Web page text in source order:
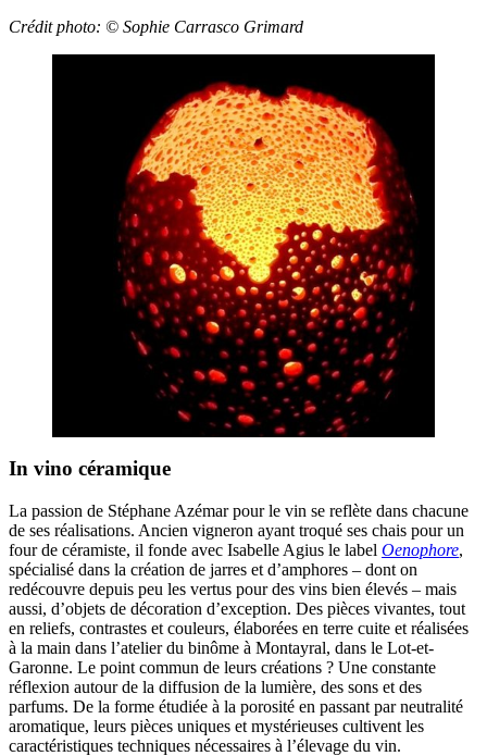
Crédit photo: © Sophie Carrasco Grimard
In vino céramique
La passion de Stéphane Azémar pour le vin se reflète dans chacune
de ses réalisations. Ancien vigneron ayant troqué ses chais pour un
four de céramiste, il fonde avec Isabelle Agius le label Oenophore,
spécialisé dans la création de jarres et d’amphores – dont on
redécouvre depuis peu les vertus pour des vins bien élevés – mais
aussi, d’objets de décoration d’exception. Des pièces vivantes, tout
en reliefs, contrastes et couleurs, élaborées en terre cuite et réalisées
à la main dans l’atelier du binôme à Montayral, dans le Lot-et-
Garonne. Le point commun de leurs créations ? Une constante
réflexion autour de la diffusion de la lumière, des sons et des
parfums. De la forme étudiée à la porosité en passant par neutralité
aromatique, leurs pièces uniques et mystérieuses cultivent les
caractéristiques techniques nécessaires à l’élevage du vin.